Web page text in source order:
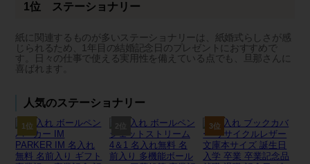
1位 ステーショナリー
紙に関連するものが多いステーショナリーは、紙婚式らしさが感
じられるため、1年目の結婚記念日のプレゼントにおすすめで
す。日々の仕事で使える実用性を備えている点でも、旦那さんに
喜ばれます。
人気のステーショナリー
1位 3位